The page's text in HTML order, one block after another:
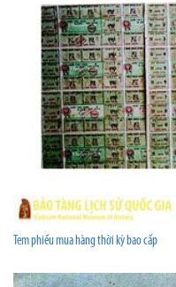
Tem phiếu mua hàng thời kỳ bao cấp